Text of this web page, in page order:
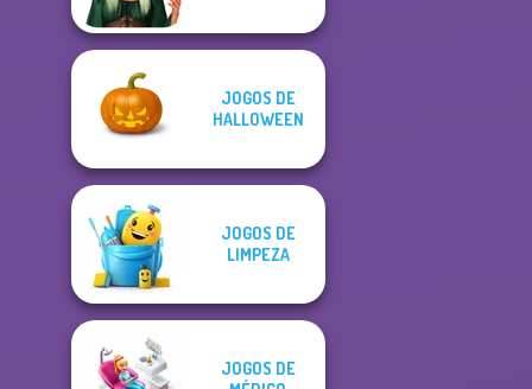
JOGOS DE
HALLOWEEN
JOGOS DE
LIMPEZA
JOGOS DE